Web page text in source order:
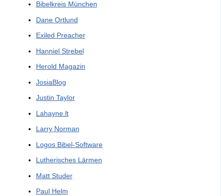
Bibelkreis München
Dane Ortlund
Exiled Preacher
Hanniel Strebel
Herold Magazin
JosiaBlog
Justin Taylor
Lahayne.lt
Larry Norman
Logos Bibel-Software
Lutherisches Lärmen
Matt Studer
Paul Helm